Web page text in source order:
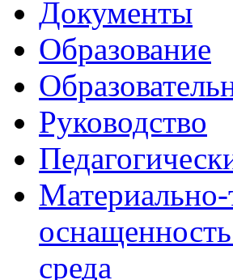
Документы
Образование
Руководство
Материально-
среда